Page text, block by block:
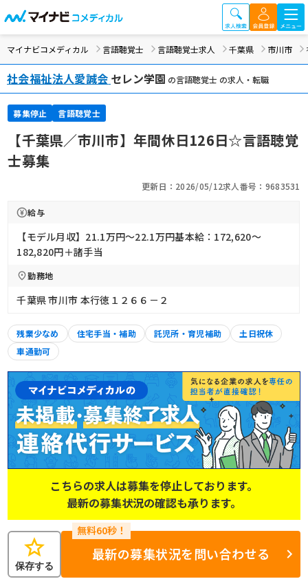
マイナビコメディカル 言語聴覚士 言語聴覚士求人 千葉県 市川市
社会福祉法人愛誠会 セレン学園 の言語聴覚士 の求人・転職
募集停止 言語聴覚士
【千葉県／市川市】年間休日126日☆言語聴覚
士募集
更新日：2026/05/12求人番号：9683531
給与
【モデル月収】21.1万円〜22.1万円基本給：172,620～
182,820円＋諸手当
勤務地
千葉県 市川市 本行徳１２６６－２
残業少なめ 住宅手当・補助 託児所・育児補助
土日祝休
車通勤可
こちらの求人は募集を停止しております。
最新の募集状況の確認も承ります。
star
保存する
最新の募集状況を問い合わせる